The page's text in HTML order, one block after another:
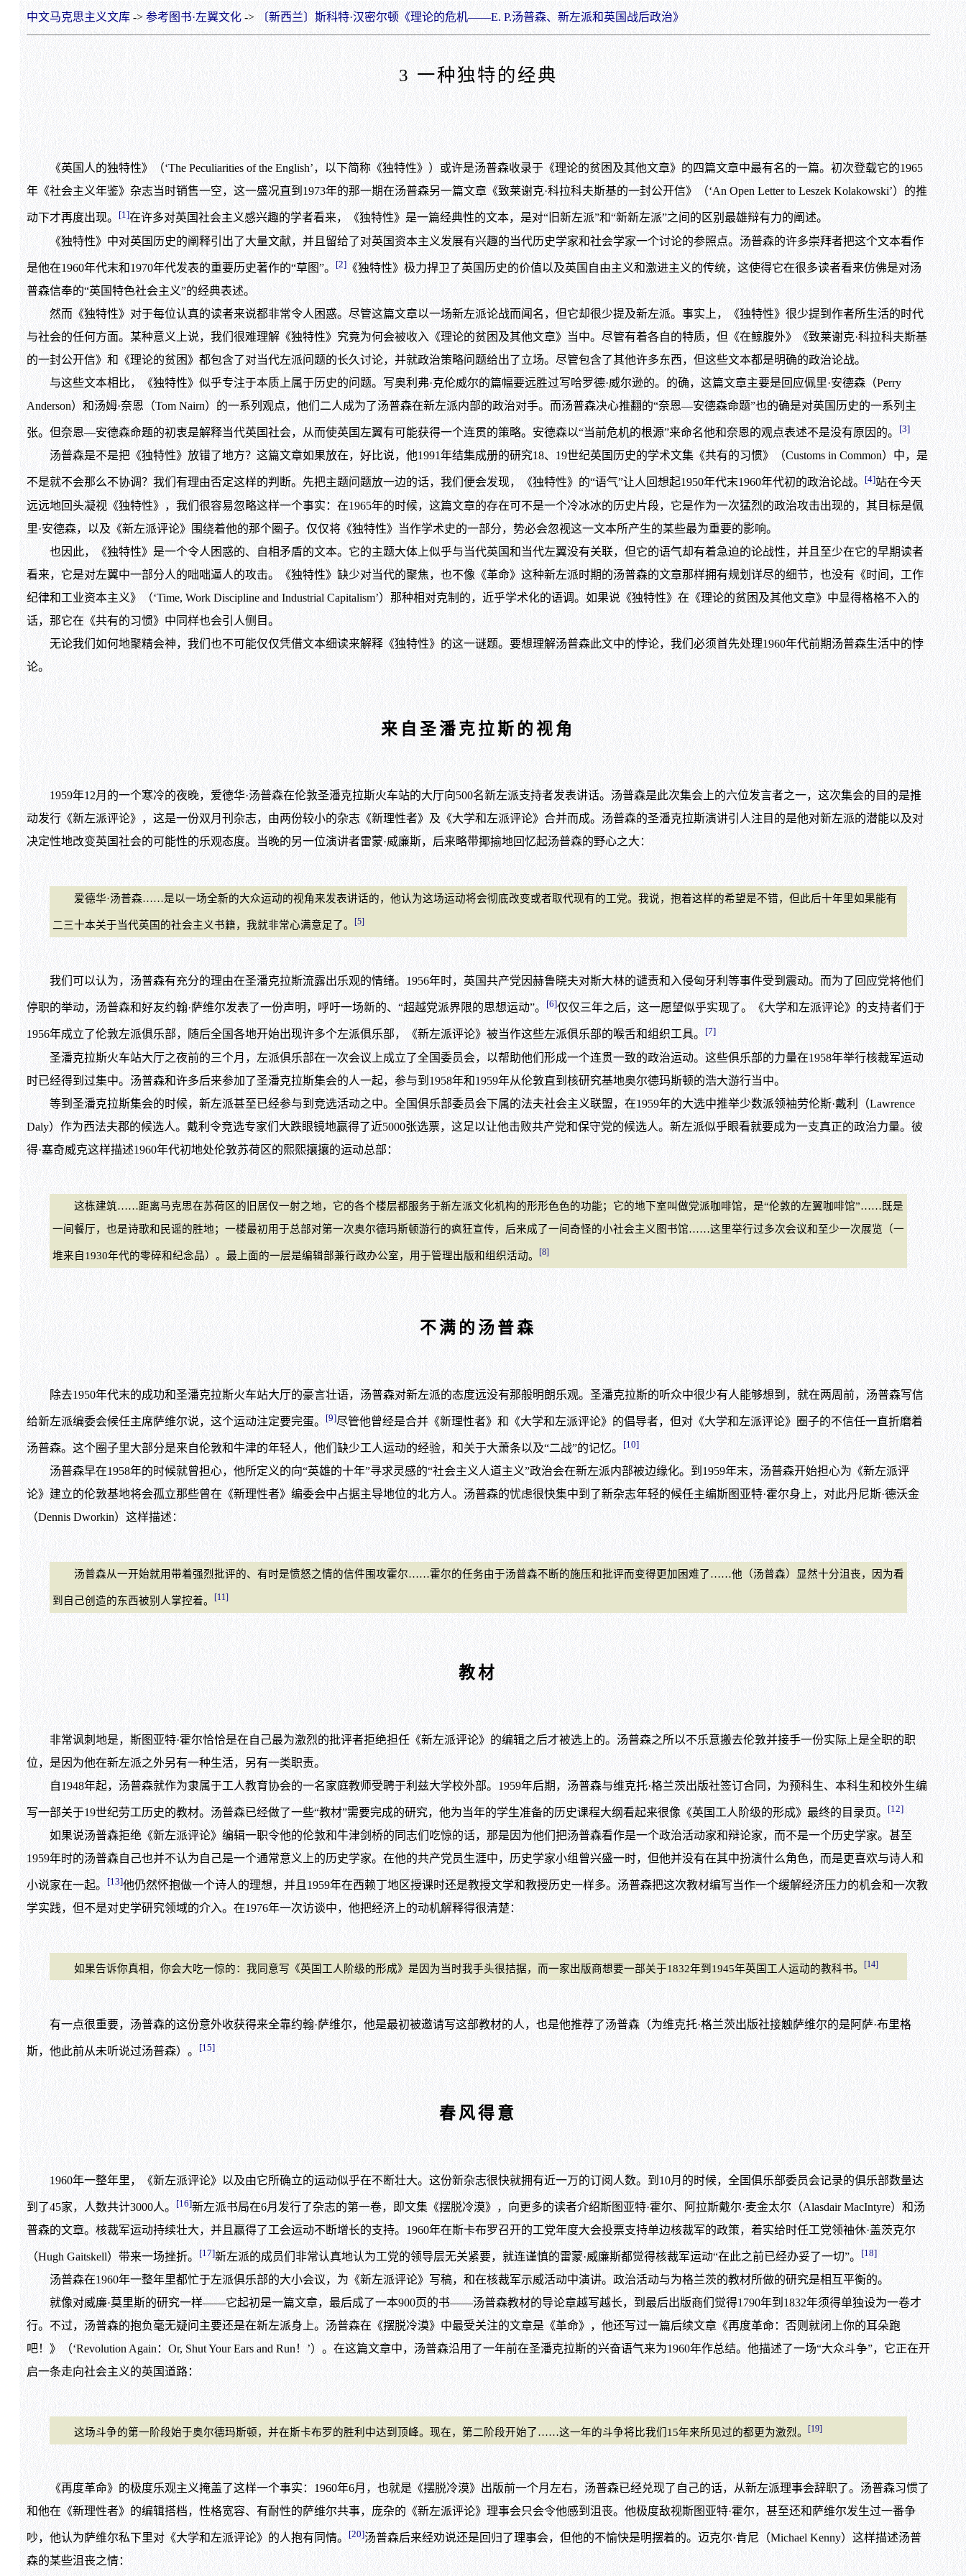
中文马克思主义文库-> 参考图书·左翼文化-> 〔新西兰〕斯科特·汉密尔顿《理论的危机——E. P.汤普森、新左派和英国战后政治》
3 一种独特的经典
《英国人的独特性》（‘The Peculiarities of the English’，以下简称《独特性》）或许是汤普森收录于《理论的贫困及其他文章》的四篇文章中最有名的一篇。初次登载它的1965
年《社会主义年鉴》杂志当时销售一空，这一盛况直到1973年的那一期在汤普森另一篇文章《致莱谢克·科拉科夫斯基的一封公开信》（‘An Open Letter to Leszek Kolakowski’）的推
动下才再度出现。 [1]在许多对英国社会主义感兴趣的学者看来，《独特性》是一篇经典性的文本，是对“旧新左派”和“新新左派”之间的区别最雄辩有力的阐述。
《独特性》中对英国历史的阐释引出了大量文献，并且留给了对英国资本主义发展有兴趣的当代历史学家和社会学家一个讨论的参照点。汤普森的许多崇拜者把这个文本看作
是他在1960年代末和1970年代发表的重要历史著作的“草图”。 [2]《独特性》极力捍卫了英国历史的价值以及英国自由主义和激进主义的传统，这使得它在很多读者看来仿佛是对汤
普森信奉的“英国特色社会主义”的经典表述。
然而《独特性》对于每位认真的读者来说都非常令人困惑。尽管这篇文章以一场新左派论战而闻名，但它却很少提及新左派。事实上，《独特性》很少提到作者所生活的时代
与社会的任何方面。某种意义上说，我们很难理解《独特性》究竟为何会被收入《理论的贫困及其他文章》当中。尽管有着各自的特质，但《在鲸腹外》《致莱谢克·科拉科夫斯基
的一封公开信》和《理论的贫困》都包含了对当代左派问题的长久讨论，并就政治策略问题给出了立场。尽管包含了其他许多东西，但这些文本都是明确的政治论战。
与这些文本相比，《独特性》似乎专注于本质上属于历史的问题。写奥利弗·克伦威尔的篇幅要远胜过写哈罗德·威尔逊的。的确，这篇文章主要是回应佩里·安德森（Perry
Anderson）和汤姆·奈恩（Tom Nairn）的一系列观点，他们二人成为了汤普森在新左派内部的政治对手。而汤普森决心推翻的“奈恩—安德森命题”也的确是对英国历史的一系列主
张。但奈恩—安德森命题的初衷是解释当代英国社会，从而使英国左翼有可能获得一个连贯的策略。安德森以“当前危机的根源”来命名他和奈恩的观点表述不是没有原因的。 [3]
汤普森是不是把《独特性》放错了地方？这篇文章如果放在，好比说，他1991年结集成册的研究18、19世纪英国历史的学术文集《共有的习惯》（Customs in Common）中，是
不是就不会那么不协调？我们有理由否定这样的判断。先把主题问题放一边的话，我们便会发现，《独特性》的“语气”让人回想起1950年代末1960年代初的政治论战。 [4]站在今天
远远地回头凝视《独特性》，我们很容易忽略这样一个事实：在1965年的时候，这篇文章的存在可不是一个冷冰冰的历史片段，它是作为一次猛烈的政治攻击出现的，其目标是佩
里·安德森，以及《新左派评论》围绕着他的那个圈子。仅仅将《独特性》当作学术史的一部分，势必会忽视这一文本所产生的某些最为重要的影响。
也因此，《独特性》是一个令人困惑的、自相矛盾的文本。它的主题大体上似乎与当代英国和当代左翼没有关联，但它的语气却有着急迫的论战性，并且至少在它的早期读者
看来，它是对左翼中一部分人的咄咄逼人的攻击。《独特性》缺少对当代的聚焦，也不像《革命》这种新左派时期的汤普森的文章那样拥有规划详尽的细节，也没有《时间，工作
纪律和工业资本主义》（‘Time, Work Discipline and Industrial Capitalism’）那种相对克制的，近乎学术化的语调。如果说《独特性》在《理论的贫困及其他文章》中显得格格不入的
话，那它在《共有的习惯》中同样也会引人侧目。
无论我们如何地聚精会神，我们也不可能仅仅凭借文本细读来解释《独特性》的这一谜题。要想理解汤普森此文中的悖论，我们必须首先处理1960年代前期汤普森生活中的悖
论。
来自圣潘克拉斯的视角
1959年12月的一个寒冷的夜晚，爱德华·汤普森在伦敦圣潘克拉斯火车站的大厅向500名新左派支持者发表讲话。汤普森是此次集会上的六位发言者之一，这次集会的目的是推
动发行《新左派评论》，这是一份双月刊杂志，由两份较小的杂志《新理性者》及《大学和左派评论》合并而成。汤普森的圣潘克拉斯演讲引人注目的是他对新左派的潜能以及对
决定性地改变英国社会的可能性的乐观态度。当晚的另一位演讲者雷蒙·威廉斯，后来略带揶揄地回忆起汤普森的野心之大：
爱德华·汤普森……是以一场全新的大众运动的视角来发表讲话的，他认为这场运动将会彻底改变或者取代现有的工党。我说，抱着这样的希望是不错，但此后十年里如果能有
二三十本关于当代英国的社会主义书籍，我就非常心满意足了。 [5]
我们可以认为，汤普森有充分的理由在圣潘克拉斯流露出乐观的情绪。1956年时，英国共产党因赫鲁晓夫对斯大林的谴责和入侵匈牙利等事件受到震动。而为了回应党将他们
停职的举动，汤普森和好友约翰·萨维尔发表了一份声明，呼吁一场新的、“超越党派界限的思想运动”。 [6]仅仅三年之后，这一愿望似乎实现了。《大学和左派评论》的支持者们于
1956年成立了伦敦左派俱乐部，随后全国各地开始出现许多个左派俱乐部，《新左派评论》被当作这些左派俱乐部的喉舌和组织工具。 [7]
圣潘克拉斯火车站大厅之夜前的三个月，左派俱乐部在一次会议上成立了全国委员会，以帮助他们形成一个连贯一致的政治运动。这些俱乐部的力量在1958年举行核裁军运动
时已经得到过集中。汤普森和许多后来参加了圣潘克拉斯集会的人一起，参与到1958年和1959年从伦敦直到核研究基地奥尔德玛斯顿的浩大游行当中。
等到圣潘克拉斯集会的时候，新左派甚至已经参与到竞选活动之中。全国俱乐部委员会下属的法夫社会主义联盟，在1959年的大选中推举少数派领袖劳伦斯·戴利（Lawrence
Daly）作为西法夫郡的候选人。戴利令竞选专家们大跌眼镜地赢得了近5000张选票，这足以让他击败共产党和保守党的候选人。新左派似乎眼看就要成为一支真正的政治力量。彼
得·塞奇威克这样描述1960年代初地处伦敦苏荷区的熙熙攘攘的运动总部：
这栋建筑……距离马克思在苏荷区的旧居仅一射之地，它的各个楼层都服务于新左派文化机构的形形色色的功能；它的地下室叫做党派咖啡馆，是“伦敦的左翼咖啡馆”……既是
一间餐厅，也是诗歌和民谣的胜地；一楼最初用于总部对第一次奥尔德玛斯顿游行的疯狂宣传，后来成了一间奇怪的小社会主义图书馆……这里举行过多次会议和至少一次展览（一
堆来自1930年代的零碎和纪念品）。最上面的一层是编辑部兼行政办公室，用于管理出版和组织活动。 [8]
不满的汤普森
除去1950年代末的成功和圣潘克拉斯火车站大厅的豪言壮语，汤普森对新左派的态度远没有那般明朗乐观。圣潘克拉斯的听众中很少有人能够想到，就在两周前，汤普森写信
给新左派编委会候任主席萨维尔说，这个运动注定要完蛋。 [9]尽管他曾经是合并《新理性者》和《大学和左派评论》的倡导者，但对《大学和左派评论》圈子的不信任一直折磨着
汤普森。这个圈子里大部分是来自伦敦和牛津的年轻人，他们缺少工人运动的经验，和关于大萧条以及“二战”的记忆。 [10]
汤普森早在1958年的时候就曾担心，他所定义的向“英雄的十年”寻求灵感的“社会主义人道主义”政治会在新左派内部被边缘化。到1959年末，汤普森开始担心为《新左派评
论》建立的伦敦基地将会孤立那些曾在《新理性者》编委会中占据主导地位的北方人。汤普森的忧虑很快集中到了新杂志年轻的候任主编斯图亚特·霍尔身上，对此丹尼斯·德沃金
（Dennis Dworkin）这样描述：
汤普森从一开始就用带着强烈批评的、有时是愤怒之情的信件围攻霍尔……霍尔的任务由于汤普森不断的施压和批评而变得更加困难了……他（汤普森）显然十分沮丧，因为看
到自己创造的东西被别人掌控着。 [11]
教材
非常讽刺地是，斯图亚特·霍尔恰恰是在自己最为激烈的批评者拒绝担任《新左派评论》的编辑之后才被选上的。汤普森之所以不乐意搬去伦敦并接手一份实际上是全职的职
位，是因为他在新左派之外另有一种生活，另有一类职责。
自1948年起，汤普森就作为隶属于工人教育协会的一名家庭教师受聘于利兹大学校外部。1959年后期，汤普森与维克托·格兰茨出版社签订合同，为预科生、本科生和校外生编
写一部关于19世纪劳工历史的教材。汤普森已经做了一些“教材”需要完成的研究，他为当年的学生准备的历史课程大纲看起来很像《英国工人阶级的形成》最终的目录页。 [12]
如果说汤普森拒绝《新左派评论》编辑一职令他的伦敦和牛津剑桥的同志们吃惊的话，那是因为他们把汤普森看作是一个政治活动家和辩论家，而不是一个历史学家。甚至
1959年时的汤普森自己也并不认为自己是一个通常意义上的历史学家。在他的共产党员生涯中，历史学家小组曾兴盛一时，但他并没有在其中扮演什么角色，而是更喜欢与诗人和
小说家在一起。 [13]他仍然怀抱做一个诗人的理想，并且1959年在西赖丁地区授课时还是教授文学和教授历史一样多。汤普森把这次教材编写当作一个缓解经济压力的机会和一次教
学实践，但不是对史学研究领域的介入。在1976年一次访谈中，他把经济上的动机解释得很清楚：
如果告诉你真相，你会大吃一惊的：我同意写《英国工人阶级的形成》是因为当时我手头很拮据，而一家出版商想要一部关于1832年到1945年英国工人运动的教科书。 [14]
有一点很重要，汤普森的这份意外收获得来全靠约翰·萨维尔，他是最初被邀请写这部教材的人，也是他推荐了汤普森（为维克托·格兰茨出版社接触萨维尔的是阿萨·布里格
斯，他此前从未听说过汤普森）。 [15]
春风得意
1960年一整年里，《新左派评论》以及由它所确立的运动似乎在不断壮大。这份新杂志很快就拥有近一万的订阅人数。到10月的时候，全国俱乐部委员会记录的俱乐部数量达
到了45家，人数共计3000人。 [16]新左派书局在6月发行了杂志的第一卷，即文集《摆脱冷漠》，向更多的读者介绍斯图亚特·霍尔、阿拉斯戴尔·麦金太尔（Alasdair MacIntyre）和汤
普森的文章。核裁军运动持续壮大，并且赢得了工会运动不断增长的支持。1960年在斯卡布罗召开的工党年度大会投票支持单边核裁军的政策，着实给时任工党领袖休·盖茨克尔
（Hugh Gaitskell）带来一场挫折。 [17]新左派的成员们非常认真地认为工党的领导层无关紧要，就连谨慎的雷蒙·威廉斯都觉得核裁军运动“在此之前已经办妥了一切”。 [18]
汤普森在1960年一整年里都忙于左派俱乐部的大小会议，为《新左派评论》写稿，和在核裁军示威活动中演讲。政治活动与为格兰茨的教材所做的研究是相互平衡的。
就像对威廉·莫里斯的研究一样——它起初是一篇文章，最后成了一本900页的书——汤普森教材的导论章越写越长，到最后出版商们觉得1790年到1832年须得单独设为一卷才
行。不过，汤普森的抱负毫无疑问主要还是在新左派身上。汤普森在《摆脱冷漠》中最受关注的文章是《革命》，他还写过一篇后续文章《再度革命：否则就闭上你的耳朵跑
吧！》（‘Revolution Again：Or, Shut Your Ears and Run！’）。在这篇文章中，汤普森沿用了一年前在圣潘克拉斯的兴奋语气来为1960年作总结。他描述了一场“大众斗争”，它正在开
启一条走向社会主义的英国道路：
这场斗争的第一阶段始于奥尔德玛斯顿，并在斯卡布罗的胜利中达到顶峰。现在，第二阶段开始了……这一年的斗争将比我们15年来所见过的都更为激烈。 [19]
《再度革命》的极度乐观主义掩盖了这样一个事实：1960年6月，也就是《摆脱冷漠》出版前一个月左右，汤普森已经兑现了自己的话，从新左派理事会辞职了。汤普森习惯了
和他在《新理性者》的编辑搭档，性格宽容、有耐性的萨维尔共事，庞杂的《新左派评论》理事会只会令他感到沮丧。他极度敌视斯图亚特·霍尔，甚至还和萨维尔发生过一番争
吵，他认为萨维尔私下里对《大学和左派评论》的人抱有同情。 [20]汤普森后来经劝说还是回归了理事会，但他的不愉快是明摆着的。迈克尔·肯尼（Michael Kenny）这样描述汤普
森的某些沮丧之情：